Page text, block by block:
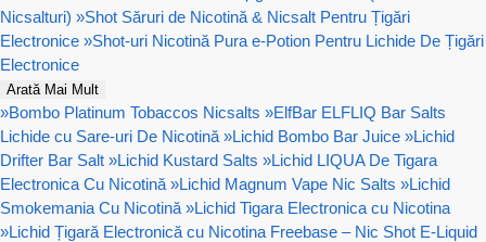
Nicsalturi) »Shot Săruri de Nicotină & Nicsalt Pentru Țigări
Electronice »Shot-uri Nicotină Pura e-Potion Pentru Lichide De Țigări
Electronice
Arată Mai Mult
»Bombo Platinum Tobaccos Nicsalts »ElfBar ELFLIQ Bar Salts
Lichide cu Sare-uri De Nicotină »Lichid Bombo Bar Juice »Lichid
Drifter Bar Salt »Lichid Kustard Salts »Lichid LIQUA De Tigara
Electronica Cu Nicotină »Lichid Magnum Vape Nic Salts »Lichid
Smokemania Cu Nicotină »Lichid Tigara Electronica cu Nicotina
»Lichid Țigară Electronică cu Nicotina Freebase – Nic Shot E-Liquid